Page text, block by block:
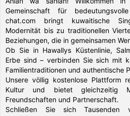
Gemeinschaft für
chat.com bringt kuwaitische
Modernität bis zu traditionellen
Beziehungen, die in gemeinsamen
Ob Sie in Hawallys Küstenlinie,
Erbe sind – verbinden Sie sich mit
Familientraditionen und authentische
Unsere völlig kostenlose Plattform
Kultur und bietet gleichzeitig
Freundschaften und Partnerschaft.
Schließen Sie sich